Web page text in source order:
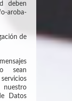
deben
aroba-
de
sean
nuestro
Datos